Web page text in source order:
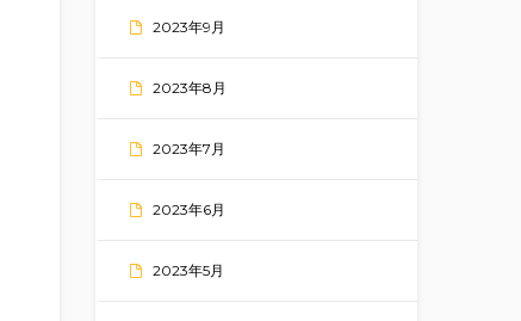
2023年9月
2023年8月
2023年7月
2023年6月
2023年5月